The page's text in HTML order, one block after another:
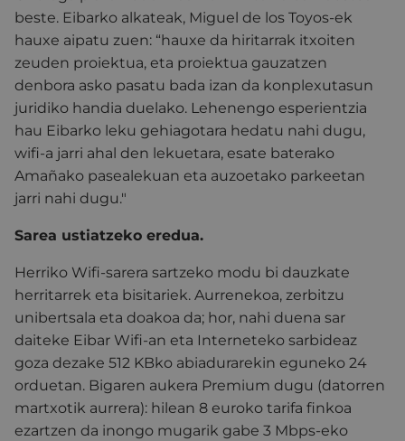
beste. Eibarko alkateak, Miguel de los Toyos-ek
hauxe aipatu zuen: “hauxe da hiritarrak itxoiten
zeuden proiektua, eta proiektua gauzatzen
denbora asko pasatu bada izan da konplexutasun
juridiko handia duelako. Lehenengo esperientzia
hau Eibarko leku gehiagotara hedatu nahi dugu,
wifi-a jarri ahal den lekuetara, esate baterako
Amañako pasealekuan eta auzoetako parkeetan
jarri nahi dugu."
Sarea ustiatzeko eredua.
Herriko Wifi-sarera sartzeko modu bi dauzkate
herritarrek eta bisitariek. Aurrenekoa, zerbitzu
unibertsala eta doakoa da; hor, nahi duena sar
daiteke Eibar Wifi-an eta Interneteko sarbideaz
goza dezake 512 KBko abiadurarekin eguneko 24
orduetan. Bigaren aukera Premium dugu (datorren
martxotik aurrera): hilean 8 euroko tarifa finkoa
ezartzen da inongo mugarik gabe 3 Mbps-eko